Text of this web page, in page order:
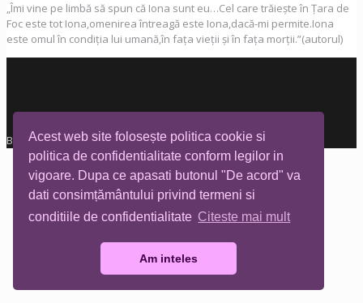
Acest web site folosește politica cookie si
politica de confidentialitate conform legilor in
vigoare. Dupa ce apasati butonul "De acord" va
dati consimțământului privind termeni si
conditiile de confidentialitate Citeste mai mult
Am inteles
„Îmi vine pe limbă să spun că Iona sunt eu…Cel care trăiește în Țara de
Foc este tot Iona,omenirea întreagă este Iona,dacă-mi permite.Iona
este omul în condiția lui umană,în fața vieții și în fața morții.”(autorul)
Biblioteca Tia Mare © All rights reserved